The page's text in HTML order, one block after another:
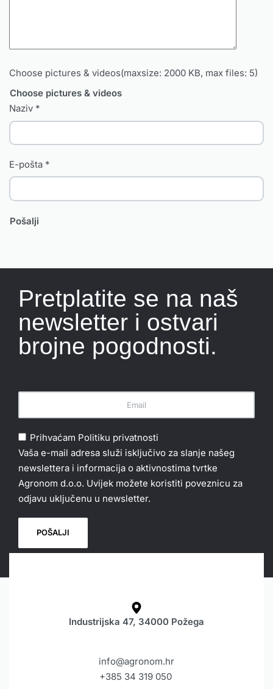
Choose pictures & videos(maxsize: 2000 KB, max files: 5)
Choose pictures & videos
Naziv *
E-pošta *
Pretplatite se na naš
newsletter i ostvari
brojne pogodnosti.
Prihvaćam Politiku privatnosti
Vaša e-mail adresa služi isključivo za slanje našeg
newslettera i informacija o aktivnostima tvrtke
Agronom d.o.o. Uvijek možete koristiti poveznicu za
odjavu uključenu u newsletter.
Industrijska 47, 34000 Požega
info@agronom.hr
+385 34 319 050